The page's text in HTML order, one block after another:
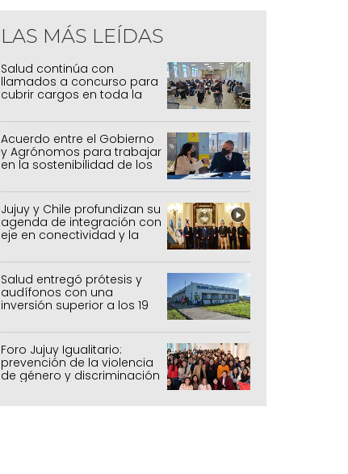
LAS MÁS LEÍDAS
Salud continúa con
llamados a concurso para
cubrir cargos en toda la
Acuerdo entre el Gobierno
y Agrónomos para trabajar
en la sostenibilidad de los
agrícolas, pecuarios y
forestal
Jujuy y Chile profundizan su
agenda de integración con
eje en conectividad y la
mejora del Paso de Jama
Salud entregó prótesis y
audífonos con una
inversión superior a los 19
millones de pesos
Foro Jujuy Igualitario:
prevención de la violencia
de género y discriminación